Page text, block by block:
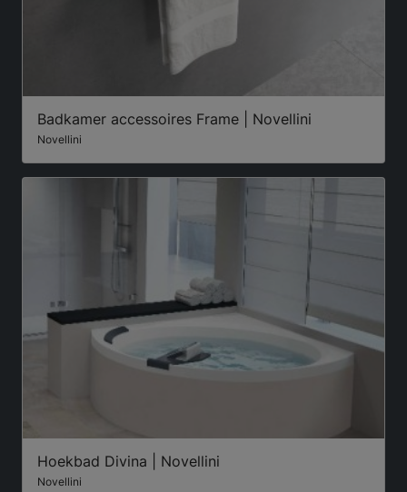
Badkamer accessoires Frame | Novellini
Novellini
Hoekbad Divina | Novellini
Novellini